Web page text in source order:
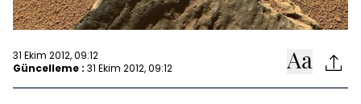
31 Ekim 2012, 09:12
Güncelleme : 31 Ekim 2012, 09:12